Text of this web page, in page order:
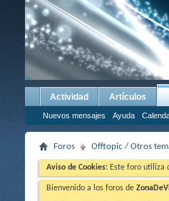
Actividad Artículos
Nuevos mensajes Ayuda
Foros Offtopic / Otros
Aviso de Cookies: Este foro utiliza
Bienvenido a los foros de